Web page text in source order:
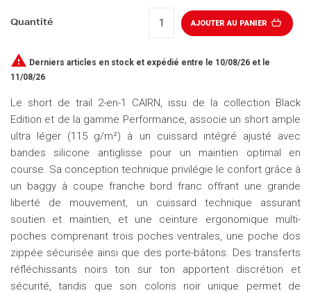
Quantité AJOUTER AU PANIER
 Derniers articles en stock et expédié entre le 10/08/26 et le
11/08/26
Le short de trail 2-en-1 CAIRN, issu de la collection Black
Edition et de la gamme Performance, associe un short ample
ultra léger (115 g/m²) à un cuissard intégré ajusté avec
bandes silicone antiglisse pour un maintien optimal en
course. Sa conception technique privilégie le confort grâce à
un baggy à coupe franche bord franc offrant une grande
liberté de mouvement, un cuissard technique assurant
soutien et maintien, et une ceinture ergonomique multi-
poches comprenant trois poches ventrales, une poche dos
zippée sécurisée ainsi que des porte-bâtons. Des transferts
réfléchissants noirs ton sur ton apportent discrétion et
sécurité, tandis que son coloris noir unique permet de